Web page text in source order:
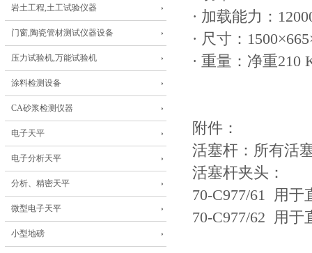
岩土工程,土工试验仪器
门窗,陶瓷管材测试仪器设备
压力试验机,万能试验机
涂料检测设备
CA砂浆检测仪器
电子天平
电子分析天平
分析、精密天平
微型电子天平
小型地磅
· 加载能力：
· 尺寸：
· 重量：净重210
附件：
活塞杆：所有活
活塞杆夹头：
70-C977/61 用于
70-C977/62 用于